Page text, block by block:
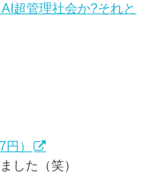
超管理社会か?それと
）
した（笑）